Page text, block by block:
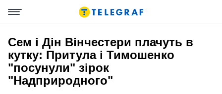
Сем і Дін Вінчестери плачуть в
кутку: Притула і Тимошенко
"посунули" зірок
"Надприродного"